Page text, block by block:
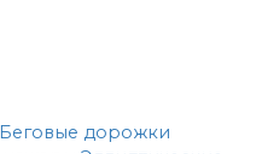
Беговые дорожки